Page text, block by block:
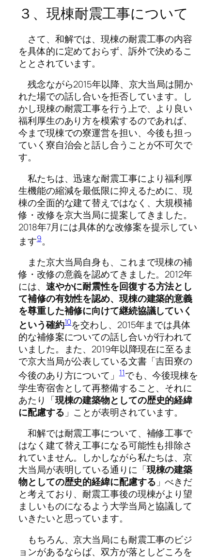
３、現棟耐震工事について
さて、和解では、現棟の耐震工事の内容
を具体的に定めておらず、訴外で決めるこ
ととされています。
残念ながら2015年以降、京大当局は開か
れた場での話し合いを拒否しています。し
かし現棟の耐震工事を行う上で、より良い
福利厚生のあり方を模索するのであれば、
今まで現棟での寮運営を担い、今後も担っ
ていく寮自治会と話し合うことが不可欠で
す。
私たちは、迅速な耐震工事により福利厚
生機能の縮減を最低限に抑えるために、現
棟の全面的な建て替えではなく、大規模補
修・改修を京大当局に提案してきました。
2018年7月には具体的な改修案を提示してい
ます9。
また京大当局自身も、これまで現棟の補
修・改修の意義を認めてきました。2012年
には、 速やかに耐震性を回復する方法とし
て補修の有効性を認め、現棟の建築的意義
を尊重した補修に向けて継続協議していく
という確約10を交わし、2015年までは具体
的な補修案についての話し合いが行われて
いました。また、2019年以降現在に至るま
で京大当局が公表している文書「吉田寮の
今後のあり方について」 11でも、今後現棟を
学生寄宿舎として再整備すること、それに
あたり「現棟の建築物としての歴史的経緯
に配慮する 」ことが表明されています。
和解では耐震工事について、補修工事で
はなく建て替え工事になる可能性も排除さ
れていません。しかしながら私たちは、京
大当局が表明している通りに「現棟の建築
物としての歴史的経緯に配慮する 」べきだ
と考えており、耐震工事後の現棟がより望
ましいものになるよう大学当局と協議して
いきたいと思っています。
もちろん、京大当局にも耐震工事のビジ
ョンがあるならば、双方が落としどころを